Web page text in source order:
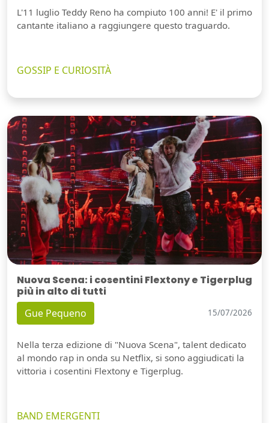
L'11 luglio Teddy Reno ha compiuto 100 anni! E' il primo
cantante italiano a raggiungere questo traguardo.
GOSSIP E CURIOSITÀ
Nuova Scena: i cosentini Flextony e Tigerplug
più in alto di tutti
Gue Pequeno 15/07/2026
Nella terza edizione di "Nuova Scena", talent dedicato
al mondo rap in onda su Netflix, si sono aggiudicati la
vittoria i cosentini Flextony e Tigerplug.
BAND EMERGENTI